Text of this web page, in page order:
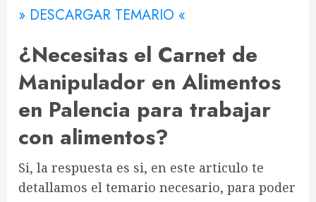
» DESCARGAR TEMARIO «
¿Necesitas el Carnet de
Manipulador en Alimentos
en Palencia para trabajar
con alimentos?
Si, la respuesta es si, en este articulo te
detallamos el temario necesario, para poder